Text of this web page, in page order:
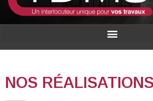
NOS RÉALISATIONS